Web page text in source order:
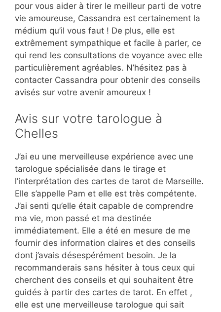
pour vous aider à tirer le meilleur parti de votre
vie amoureuse, Cassandra est certainement la
médium qu’il vous faut ! De plus, elle est
extrêmement sympathique et facile à parler, ce
qui rend les consultations de voyance avec elle
particulièrement agréables. N’hésitez pas à
contacter Cassandra pour obtenir des conseils
avisés sur votre avenir amoureux !
Avis sur votre tarologue à
Chelles
J’ai eu une merveilleuse expérience avec une
tarologue spécialisée dans le tirage et
l’interprétation des cartes de tarot de Marseille.
Elle s’appelle Pam et elle est très compétente.
J’ai senti qu’elle était capable de comprendre
ma vie, mon passé et ma destinée
immédiatement. Elle a été en mesure de me
fournir des information claires et des conseils
dont j’avais désespérément besoin. Je la
recommanderais sans hésiter à tous ceux qui
cherchent des conseils et qui souhaitent être
guidés à partir des cartes de tarot. En effet ,
elle est une merveilleuse tarologue qui sait